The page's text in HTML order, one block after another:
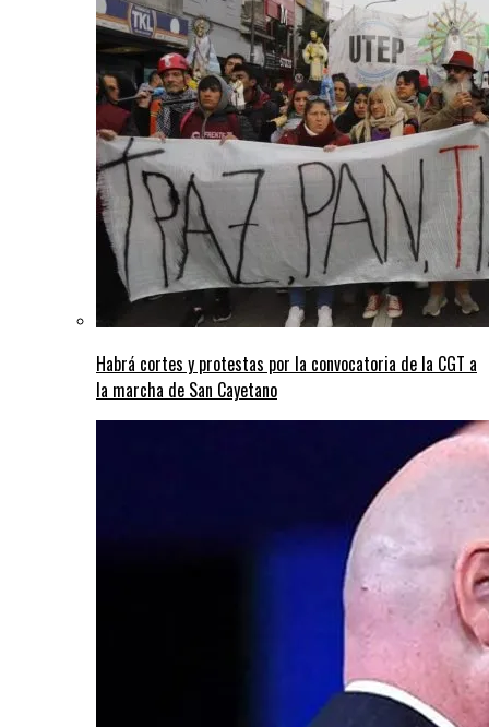
Habrá cortes y protestas por la convocatoria de la CGT a
la marcha de San Cayetano